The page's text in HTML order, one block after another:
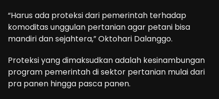
“Harus ada proteksi dari pemerintah terhadap
komoditas unggulan pertanian agar petani bisa
mandiri dan sejahtera,” Oktohari Dalanggo.
Proteksi yang dimaksudkan adalah kesinambungan
program pemerintah di sektor pertanian mulai dari
pra panen hingga pasca panen.